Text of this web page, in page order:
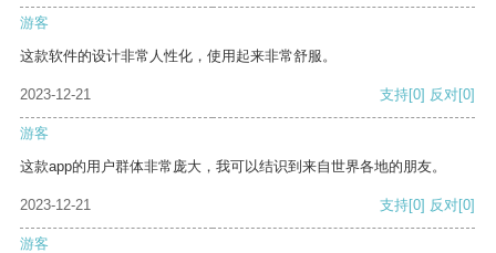
游客
这款软件的设计非常人性化，使用起来非常舒服。
2023-12-21 支持[0] 反对[0]
游客
这款app的用户群体非常庞大，我可以结识到来自世界各地的朋友。
2023-12-21 支持[0] 反对[0]
游客